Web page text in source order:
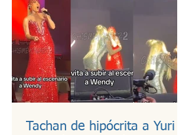
Tachan de hipócrita a Yuri